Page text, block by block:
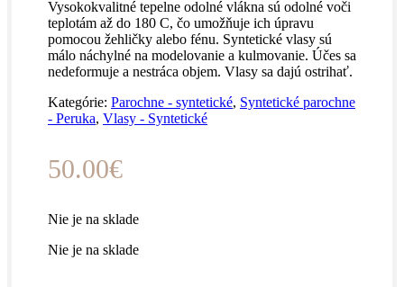
Vysokokvalitné tepelne odolné vlákna sú odolné voči
teplotám až do 180 C, čo umožňuje ich úpravu
pomocou žehličky alebo fénu. Syntetické vlasy sú
málo náchylné na modelovanie a kulmovanie. Účes sa
nedeformuje a nestráca objem. Vlasy sa dajú ostrihať.
Kategórie: Parochne - syntetické, Syntetické parochne
- Peruka, Vlasy - Syntetické
50.00€
Nie je na sklade
Nie je na sklade